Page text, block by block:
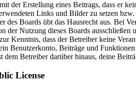
der Erstellung eines Beitrags, dass er
Links und Bilder zu setzen
des Boards übt das Hausrecht aus. Bei
der Nutzung dieses Boards ausschließen
Kenntnis, dass der Betreiber keine
Benutzerkonto, Beiträge und
dem Betreiber darüber hinaus, deine
License